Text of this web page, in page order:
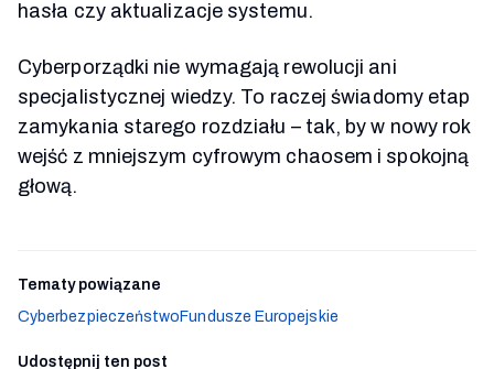
hasła czy aktualizacje systemu.
Cyberporządki nie wymagają rewolucji ani
specjalistycznej wiedzy. To raczej świadomy etap
zamykania starego rozdziału – tak, by w nowy rok
wejść z mniejszym cyfrowym chaosem i spokojną
głową.
Tematy powiązane
Cyberbezpieczeństwo Fundusze Europejskie
Udostępnij ten post